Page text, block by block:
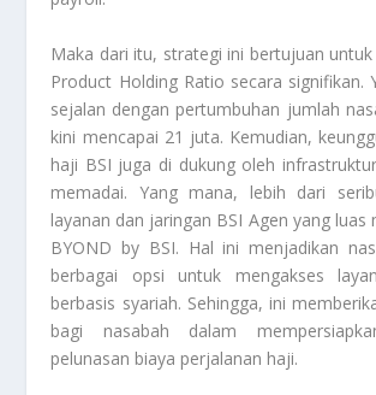
Maka dari itu, strategi ini bertujuan
Product Holding Ratio secara signifikan.
sejalan dengan pertumbuhan jumlah
kini mencapai 21 juta. Kemudian,
haji BSI juga di dukung oleh
memadai. Yang mana, lebih dari
layanan dan jaringan BSI Agen yang luas
BYOND by BSI. Hal ini menjadikan
berbagai opsi untuk mengakses
berbasis syariah. Sehingga, ini
bagi nasabah dalam
pelunasan biaya perjalanan haji.